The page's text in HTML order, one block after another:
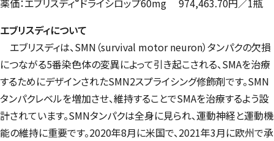
エブリスディについて
エブリスディは、SMN（survival motor neuron）タンパクの欠損
につながる5番染色体の変異によって引き起こされる、SMAを治療
するためにデザインされたSMN2スプライシング修飾剤です。SMN
タンパクレベルを増加させ、維持することでSMAを治療するよう設
計されています。SMNタンパクは全身に見られ、運動神経と運動機
能の維持に重要です。2020年8月に米国で、2021年3月に欧州で承